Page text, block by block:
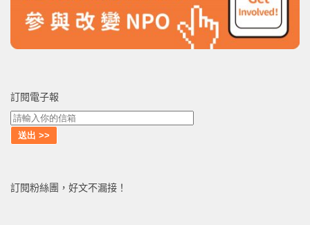
訂閱電子報
訂閱粉絲團，好文不漏接！